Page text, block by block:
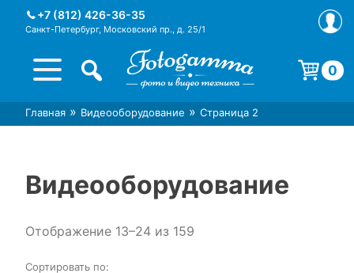
+7 (812) 426-36-35
Санкт-Петербург, Московский пр., д. 25/1
Интернет-магазин фототехники
Магазин фотоаксессуаров foto-
0
Корзина пуста.
Главная » Видеооборудование » Страница 2
Видеооборудование
Отображение 13–24 из 159